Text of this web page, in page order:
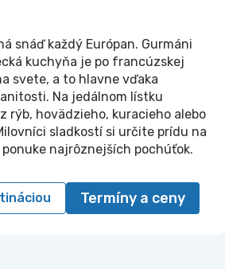
snáď každý Európan. Gurmáni
kuchyňa je po francúzskej
svete, a to hlavne vďaka
Na jedálnom lístku
rýb, hovädzieho, kuracieho alebo
sladkostí si určite prídu na
najrôznejších pochúťok.
Termíny a ceny